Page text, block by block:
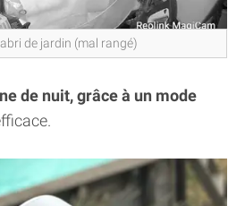
de jardin (mal rangé)
de nuit, grâce à un mode